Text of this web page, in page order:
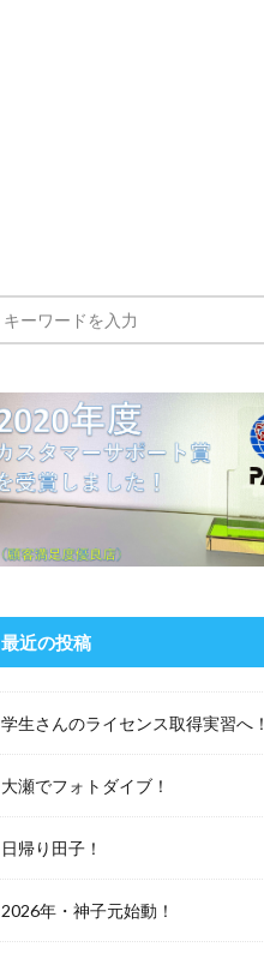
最近の投稿
学生さんのライセンス取得実習へ！
大瀬でフォトダイブ！
日帰り田子！
2026年・神子元始動！